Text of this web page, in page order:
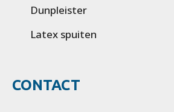
Dunpleister
Latex spuiten
CONTACT